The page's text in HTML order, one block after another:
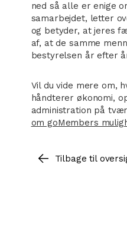
ned så alle er enige
samarbejdet, letter
og betyder, at jeres
af, at de samme
bestyrelsen år efter
Vil du vide mere om,
håndterer økonomi,
administration på
om goMembers
Tilbage til